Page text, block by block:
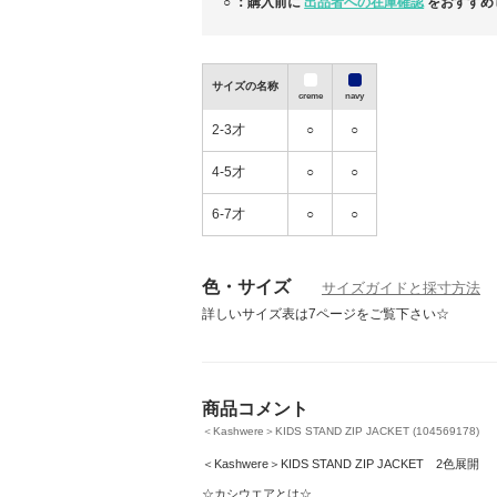
1/?stocks=instock
サイズの名称
creme navy
2-3才 ○ ○
4-5才 ○ ○
6-7才 ○ ○
色・サイズ サイズガイドと採寸方法
詳しいサイズ表は7ページをご覧下さい☆
商品コメント
＜Kashwere＞KIDS STAND ZIP JACKET (104569178)
＜Kashwere＞KIDS STAND ZIP JACKET 2色展開
☆カシウエアとは☆